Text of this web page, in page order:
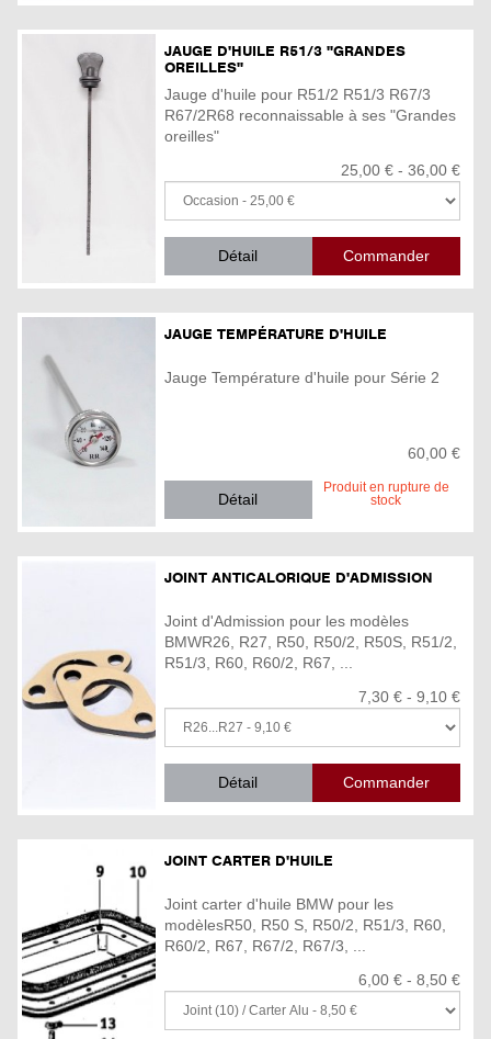
JAUGE D'HUILE R51/3 "GRANDES
OREILLES"
Jauge d'huile pour R51/2 R51/3 R67/3
R67/2R68 reconnaissable à ses "Grandes
oreilles"
25,00 € - 36,00 €
Détail
JAUGE TEMPÉRATURE D'HUILE
Jauge Température d'huile pour Série 2
60,00 €
Produit en rupture de
stock
Détail
JOINT ANTICALORIQUE D'ADMISSION
Joint d'Admission pour les modèles
BMWR26, R27, R50, R50/2, R50S, R51/2,
R51/3, R60, R60/2, R67, ...
7,30 € - 9,10 €
Détail
JOINT CARTER D'HUILE
Joint carter d'huile BMW pour les
modèlesR50, R50 S, R50/2, R51/3, R60,
R60/2, R67, R67/2, R67/3, ...
6,00 € - 8,50 €